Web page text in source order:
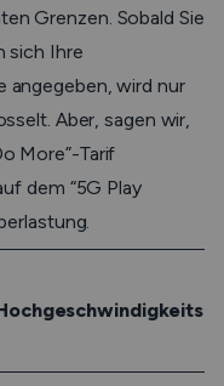
Grenzen. Sobald Sie
sich Ihre
angegeben, wird nur
Aber, sagen wir,
More”-Tarif
dem “5G Play